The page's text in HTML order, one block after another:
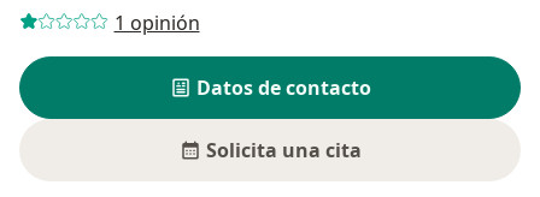
1 opinión
Datos de contacto
Solicita una cita